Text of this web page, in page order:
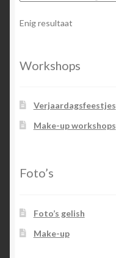
Enig resultaat
Workshops
Verjaardagsfeestjes
Make-up workshops
Foto’s
Foto’s gelish
Make-up